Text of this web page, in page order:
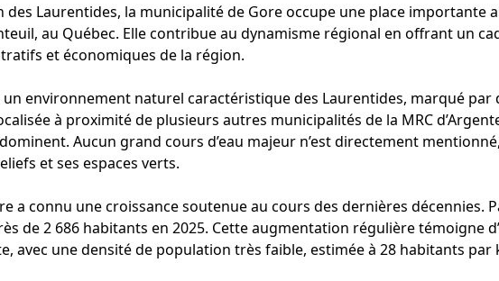
des Laurentides, la municipalité de Gore occupe une place importante
au Québec. Elle contribue au dynamisme régional en offrant un
et économiques de la région.
environnement naturel caractéristique des Laurentides, marqué par
à proximité de plusieurs autres municipalités de la MRC
Aucun grand cours d’eau majeur n’est directement
et ses espaces verts.
a connu une croissance soutenue au cours des dernières décennies.
de 2 686 habitants en 2025. Cette augmentation régulière témoigne
avec une densité de population très faible, estimée à 28 habitants par